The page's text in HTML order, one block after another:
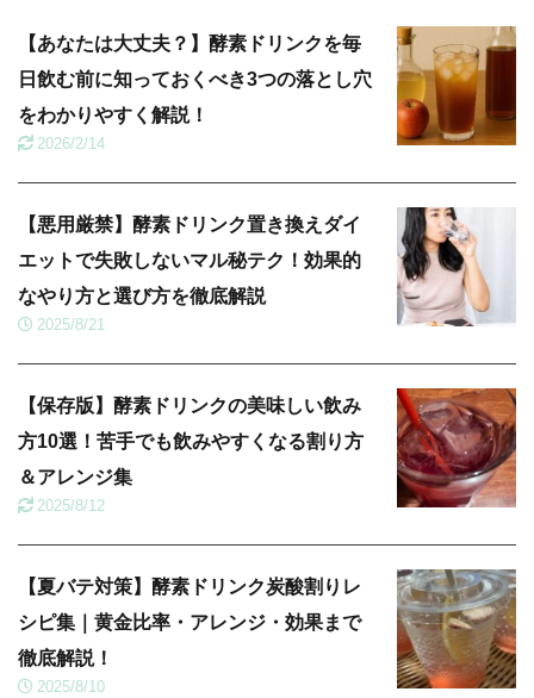
【あなたは大丈夫？】酵素ドリンクを毎
日飲む前に知っておくべき3つの落とし穴
をわかりやすく解説！
2026/2/14
【悪用厳禁】酵素ドリンク置き換えダイ
エットで失敗しないマル秘テク！効果的
なやり方と選び方を徹底解説
2025/8/21
【保存版】酵素ドリンクの美味しい飲み
方10選！苦手でも飲みやすくなる割り方
＆アレンジ集
2025/8/12
【夏バテ対策】酵素ドリンク炭酸割りレ
シピ集｜黄金比率・アレンジ・効果まで
徹底解説！
2025/8/10